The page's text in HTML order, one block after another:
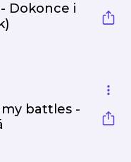
Dokonce i
battles -